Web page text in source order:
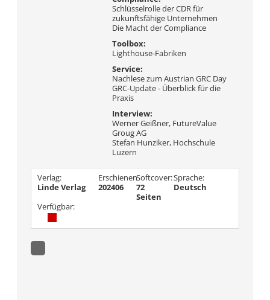
Schlüsselrolle der CDR für
zukunftsfähige Unternehmen
Die Macht der Compliance
Toolbox:
Lighthouse-Fabriken
Service:
Nachlese zum Austrian GRC Day
GRC-Update - Überblick für die
Praxis
Interview:
Werner Geißner, FutureValue
Groug AG
Stefan Hunziker, Hochschule
Luzern
Verlag:
Linde Verlag
Erschienen
202406
Softcover:
72
Seiten
Sprache:
Deutsch
Verfügbar: